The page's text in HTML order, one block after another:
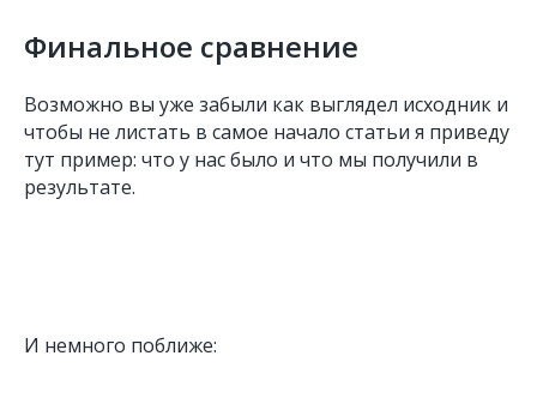
Финальное сравнение
Возможно вы уже забыли как выглядел исходник и
чтобы не листать в самое начало статьи я приведу
тут пример: что у нас было и что мы получили в
результате.
И немного поближе:
Nature Photo Camp